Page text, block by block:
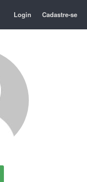
Login Cadastre-se